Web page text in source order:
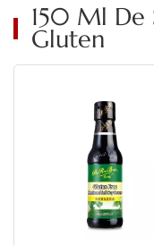
150 Ml De
Gluten